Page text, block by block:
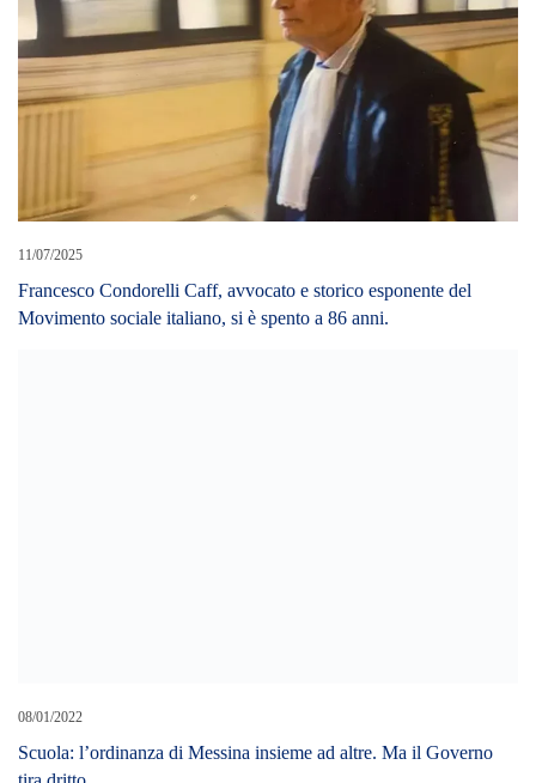
11/07/2025
Francesco Condorelli Caff, avvocato e storico esponente del
Movimento sociale italiano, si è spento a 86 anni.
08/01/2022
Scuola: l’ordinanza di Messina insieme ad altre. Ma il Governo